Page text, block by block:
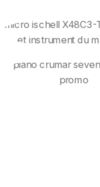
Micros Et
Instruments